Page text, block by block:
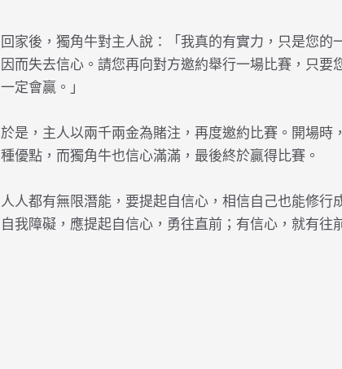
回家後，獨角牛對主人說：「我真的有實力，只是您的
因而失去信心。請您再向對方邀約舉行一場比賽，只要
一定會贏。」
於是，主人以兩千兩金為賭注，再度邀約比賽。開場時
種優點，而獨角牛也信心滿滿，最後終於贏得比賽。
人人都有無限潛能，要提起自信心，相信自己也能修行
自我障礙，應提起自信心，勇往直前；有信心，就有往